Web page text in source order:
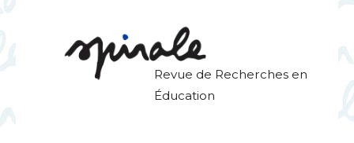
Revue de Recherches en
Éducation